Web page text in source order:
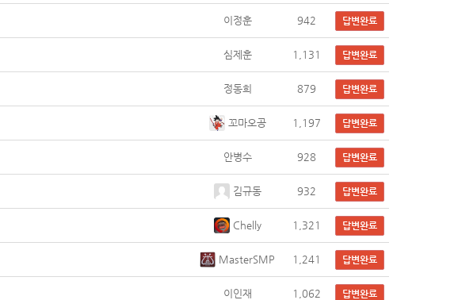
이정훈 942 답변완료
심제훈 1,131 답변완료
정동희 879 답변완료
꼬마오공 1,197 답변완료
안병수 928 답변완료
김규동 932 답변완료
Chelly 1,321 답변완료
MasterSMP 1,241 답변완료
이인재 1,062 답변완료